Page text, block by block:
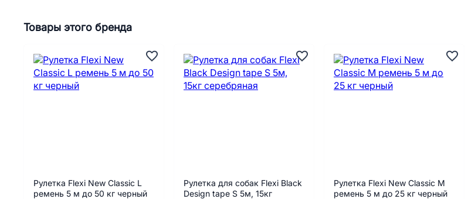
Товары этого бренда
Рулетка Flexi New Classic L
ремень 5 м до 50 кг черный
Рулетка для собак Flexi Black
Design tape S 5м, 15кг
Рулетка Flexi New Classic M
ремень 5 м до 25 кг черный